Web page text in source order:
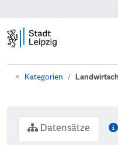
Kategorien
Datensätze